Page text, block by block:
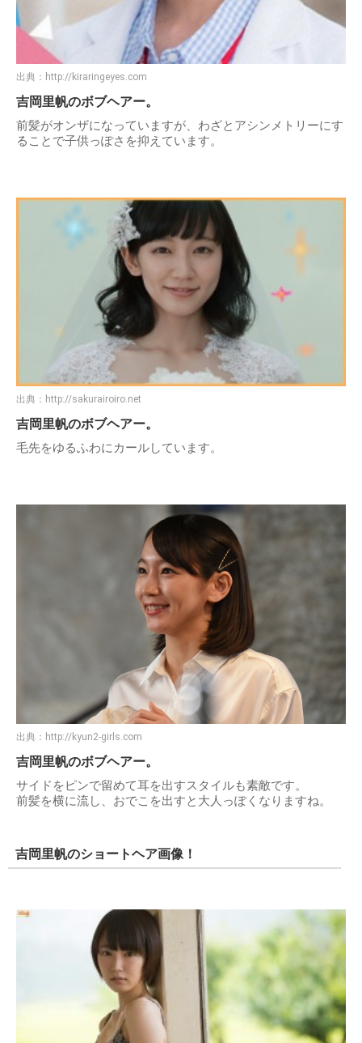
出典： http://kiraringeyes.com
吉岡里帆のボブヘアー。
前髪がオンザになっていますが、わざとアシンメトリーにす
ることで子供っぽさを抑えています。
出典： http://sakurairoiro.net
吉岡里帆のボブヘアー。
毛先をゆるふわにカールしています。
出典： http://kyun2-girls.com
吉岡里帆のボブヘアー。
サイドをピンで留めて耳を出すスタイルも素敵です。
前髪を横に流し、おでこを出すと大人っぽくなりますね。
吉岡里帆のショートヘア画像！